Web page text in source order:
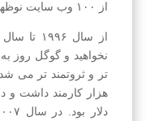
از ۱۰۰ وب‌ سایت نوظهور سال انتخاب کرد.
نخواهید و گوگل روز